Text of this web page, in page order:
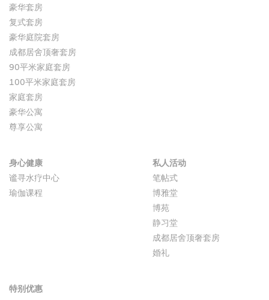
豪华套房
复式套房
豪华庭院套房
成都居舍顶奢套房
90平米家庭套房
100平米家庭套房
家庭套房
豪华公寓
尊享公寓
身心健康
谧寻水疗中心
瑜伽课程
私人活动
笔帖式
博雅堂
博苑
静习堂
成都居舍顶奢套房
婚礼
特别优惠